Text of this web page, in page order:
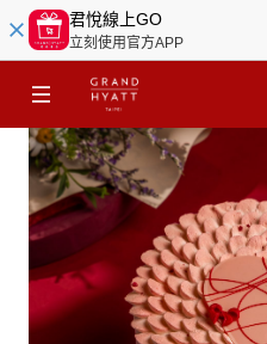
君悅線上GO
立刻使用官方APP